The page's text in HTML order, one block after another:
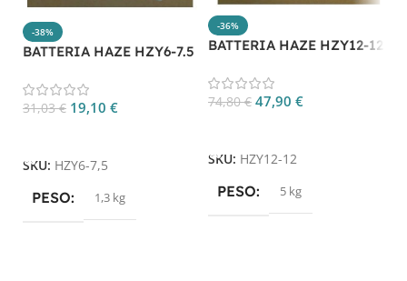
-38%
BATTERIA HAZE HZY6-7.5
31,03€ 19,10 €
SKU: HZY6-7,5
PESO 1,3 kg
-36%
BATTERIA HAZE HZY12-12
74,80€ 47,90 €
SKU: HZY12-12
PESO 5 kg